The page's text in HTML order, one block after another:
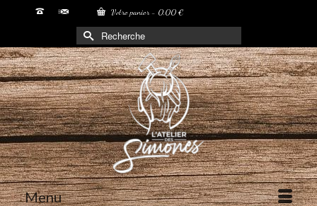
Votre panier- 0,00 €
Rechercher :
Menu